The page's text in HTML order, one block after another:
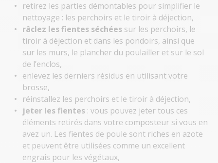
retirez les parties démontables pour simplifier le
nettoyage : les perchoirs et le tiroir à déjection,
râclez les fientes séchées sur les perchoirs, le
tiroir à déjection et dans les pondoirs, ainsi que
sur les murs, le plancher du poulailler et sur le sol
de l’enclos,
enlevez les derniers résidus en utilisant votre
brosse,
réinstallez les perchoirs et le tiroir à déjection,
jeter les fientes : vous pouvez jeter tous ces
éléments retirés dans votre composteur si vous en
avez un. Les fientes de poule sont riches en azote
et peuvent être utilisées comme un excellent
engrais pour les végétaux,